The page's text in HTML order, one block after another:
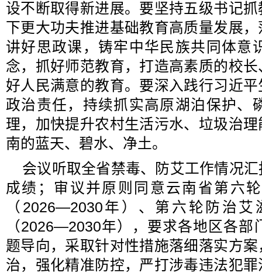
设不断取得新进展。要坚持五级书记
下更大功夫推进基础教育高质量发展
讲好思政课，铸牢中华民族共同体意
念，抓好师范教育，打造高素质的校
好人民满意的教育。要深入践行习近
政治责任，持续抓实高原湖泊保护、
理，加快提升农村生活污水、垃圾治
南的蓝天、碧水、净土。
会议听取全省禁毒、防艾工作情况
成绩；审议并原则同意云南省第六
（2026—2030年）、第六轮防治
（2026—2030年），要求各地区各部
题导向，采取针对性措施落细落实方
治，强化精准防控，严打涉毒违法犯